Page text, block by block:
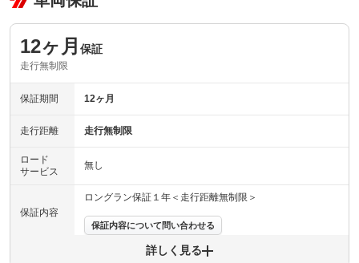
12ヶ月 保証
走行無制限
保証期間 12ヶ月
走行距離 走行無制限
ロード
サービス
無し
保証内容
ロングラン保証１年＜走行距離無制限＞
保証内容について問い合わせる
詳しく見る